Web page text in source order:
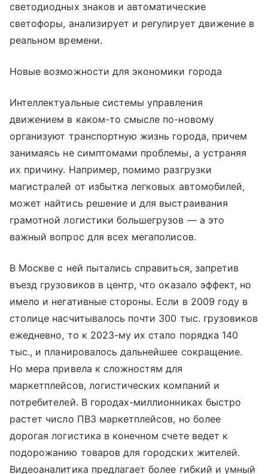
светодиодных знаков и автоматические
светофоры, анализирует и регулирует движение в
реальном времени.
Новые возможности для экономики города
Интеллектуальные системы управления
движением в каком-то смысле по-новому
организуют транспортную жизнь города, причем
занимаясь не симптомами проблемы, а устраняя
их причину. Например, помимо разгрузки
магистралей от избытка легковых автомобилей,
может найтись решение и для выстраивания
грамотной логистики большегрузов — а это
важный вопрос для всех мегаполисов.
В Москве с ней пытались справиться, запретив
въезд грузовиков в центр, что оказало эффект, но
имело и негативные стороны. Если в 2009 году в
столице насчитывалось почти 300 тыс. грузовиков
ежедневно, то к 2023-му их стало порядка 140
тыс., и планировалось дальнейшее сокращение.
Но мера привела к сложностям для
маркетплейсов, логистических компаний и
потребителей. В городах-миллионниках быстро
растет число ПВЗ маркетплейсов, но более
дорогая логистика в конечном счете ведет к
подорожанию товаров для городских жителей.
Видеоаналитика предлагает более гибкий и умный